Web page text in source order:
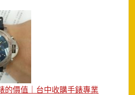
的價值｜台中收購手錶專業